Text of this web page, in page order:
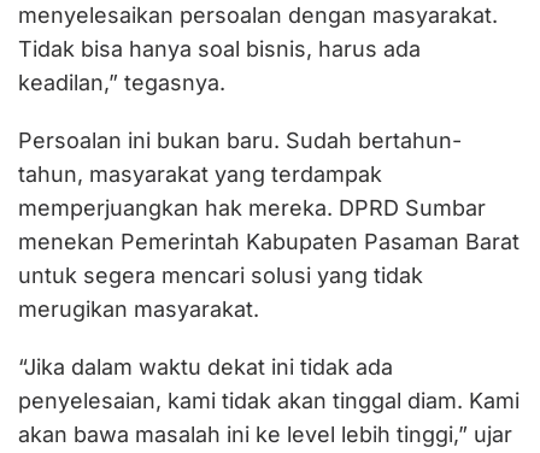
menyelesaikan persoalan dengan masyarakat.
Tidak bisa hanya soal bisnis, harus ada
keadilan,” tegasnya.
Persoalan ini bukan baru. Sudah bertahun-
tahun, masyarakat yang terdampak
memperjuangkan hak mereka. DPRD Sumbar
menekan Pemerintah Kabupaten Pasaman Barat
untuk segera mencari solusi yang tidak
merugikan masyarakat.
“Jika dalam waktu dekat ini tidak ada
penyelesaian, kami tidak akan tinggal diam. Kami
akan bawa masalah ini ke level lebih tinggi,” ujar